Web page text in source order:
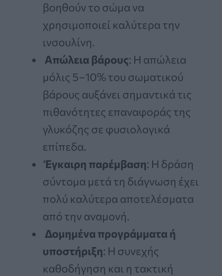
βοηθούν το σώμα να
χρησιμοποιεί καλύτερα την
ινσουλίνη.
Απώλεια βάρους: Η απώλεια
μόλις 5–10% του σωματικού
βάρους αυξάνει σημαντικά τις
πιθανότητες επαναφοράς της
γλυκόζης σε φυσιολογικά
επίπεδα.
Έγκαιρη παρέμβαση: Η δράση
σύντομα μετά τη διάγνωση έχει
πολύ καλύτερα αποτελέσματα
από την αναμονή.
Δομημένα προγράμματα ή
υποστήριξη: Η συνεχής
καθοδήγηση και η τακτική